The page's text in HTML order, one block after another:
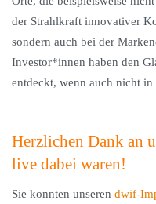
der Strahlkraft innovativer
sondern auch bei der
Investor*innen haben den
entdeckt, wenn auch nicht
Herzlichen Dank an
live dabei waren!
Sie konnten unseren dwif-